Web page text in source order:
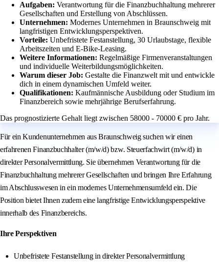
Aufgaben: Verantwortung für die Finanzbuchhaltung mehrerer
Gesellschaften und Erstellung von Abschlüssen.
Unternehmen: Modernes Unternehmen in Braunschweig mit
langfristigen Entwicklungsperspektiven.
Vorteile: Unbefristete Festanstellung, 30 Urlaubstage, flexible
Arbeitszeiten und E-Bike-Leasing.
Weitere Informationen: Regelmäßige Firmenveranstaltungen
und individuelle Weiterbildungsmöglichkeiten.
Warum dieser Job: Gestalte die Finanzwelt mit und entwickle
dich in einem dynamischen Umfeld weiter.
Qualifikationen: Kaufmännische Ausbildung oder Studium im
Finanzbereich sowie mehrjährige Berufserfahrung.
Das prognostizierte Gehalt liegt zwischen 58000 - 70000 € pro Jahr.
Für ein Kundenunternehmen aus Braunschweig suchen wir einen
erfahrenen Finanzbuchhalter (m/w/d) bzw. Steuerfachwirt (m/w/d) in
direkter Personalvermittlung. Sie übernehmen Verantwortung für die
Finanzbuchhaltung mehrerer Gesellschaften und bringen Ihre Erfahrung
im Abschlusswesen in ein modernes Unternehmensumfeld ein. Die
Position bietet Ihnen zudem eine langfristige Entwicklungsperspektive
innerhalb des Finanzbereichs.
Ihre Perspektiven
Unbefristete Festanstellung in direkter Personalvermittlung